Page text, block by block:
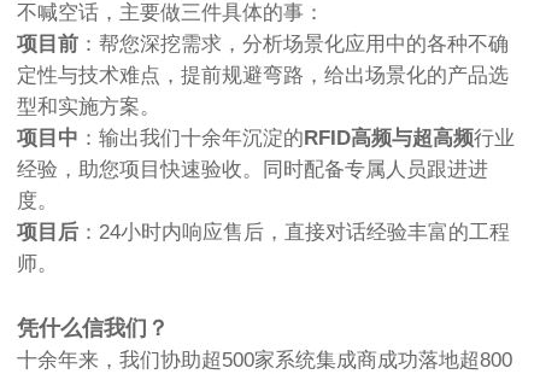
不喊空话，主要做三件具体的事：
项目前 ：帮您深挖需求，分析场景化应用中的各种不确
定性与技术难点，提前规避弯路，给出场景化的产品选
型和实施方案。
项目中 ：输出我们十余年沉淀的 RFID高频与超高频行业
经验，助您项目快速验收。同时配备专属人员跟进进
度。
项目后 ：24小时内响应售后，直接对话经验丰富的工程
师。
凭什么信我们？
十余年来，我们协助超500家系统集成商成功落地超800